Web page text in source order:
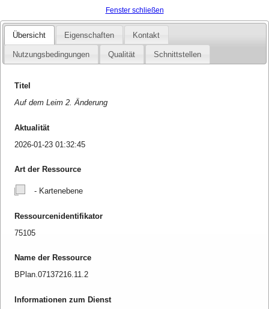
Fenster schließen
Übersicht Eigenschaften Kontakt
Nutzungsbedingungen Qualität Schnittstellen
Titel
Auf dem Leim 2. Änderung
Aktualität
2026-01-23 01:32:45
Art der Ressource
- Kartenebene
Ressourcenidentifikator
75105
Name der Ressource
BPlan.07137216.11.2
Informationen zum Dienst